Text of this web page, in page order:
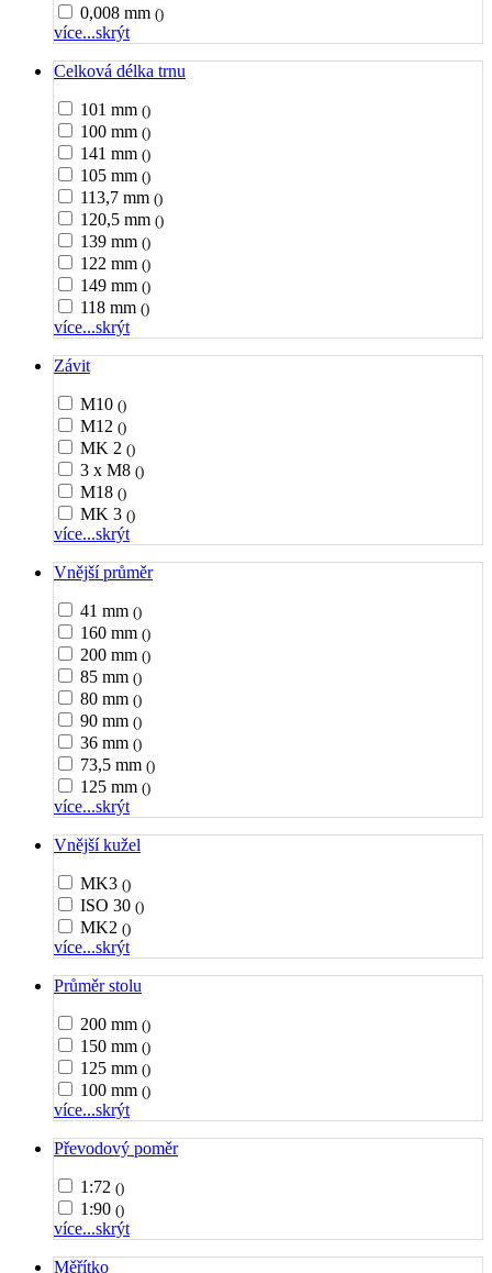
0,008 mm ()
více...skrýt
Celková délka trnu
101 mm ()
100 mm ()
141 mm ()
105 mm ()
113,7 mm ()
120,5 mm ()
139 mm ()
122 mm ()
149 mm ()
118 mm ()
více...skrýt
Závit
M10 ()
M12 ()
MK 2 ()
3 x M8 ()
M18 ()
MK 3 ()
více...skrýt
Vnější průměr
41 mm ()
160 mm ()
200 mm ()
85 mm ()
80 mm ()
90 mm ()
36 mm ()
73,5 mm ()
125 mm ()
více...skrýt
Vnější kužel
MK3 ()
ISO 30 ()
MK2 ()
více...skrýt
Průměr stolu
200 mm ()
150 mm ()
125 mm ()
100 mm ()
více...skrýt
Převodový poměr
1:72 ()
1:90 ()
více...skrýt
Měřítko